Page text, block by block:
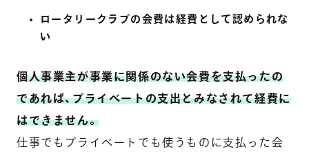
ロータリークラブの会費は経費として認められな
い
個人事業主が事業に関係のない会費を支払ったの
であれば、プライベートの支出とみなされて経費に
はできません。
仕事でもプライベートでも使うものに支払った会